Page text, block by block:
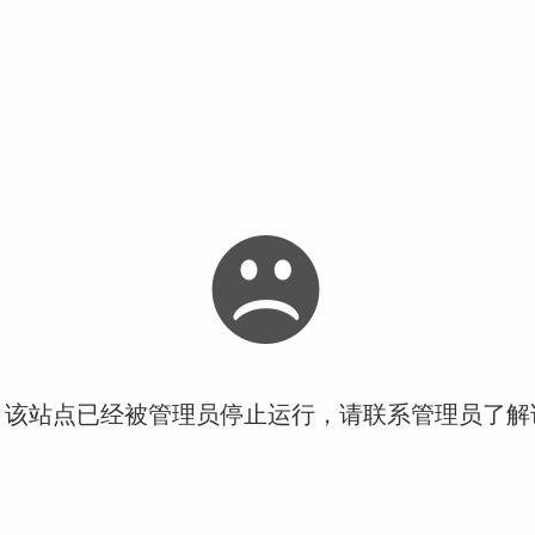
站点已经被管理员停止运行，请联系管理员了